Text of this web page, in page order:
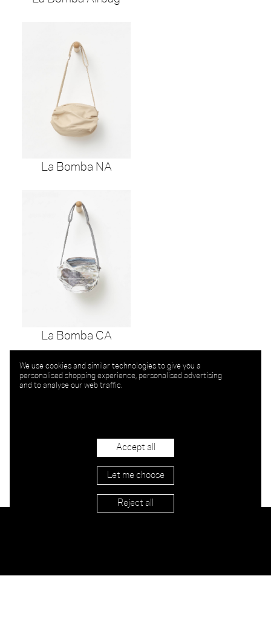
La Bomba NA
La Bomba CA
AGB
We use cookies and similar technologies to give you a
personalised shopping experience, personalised advertising
and to analyse our web traffic.
Let me choose
Reject all
Accept all